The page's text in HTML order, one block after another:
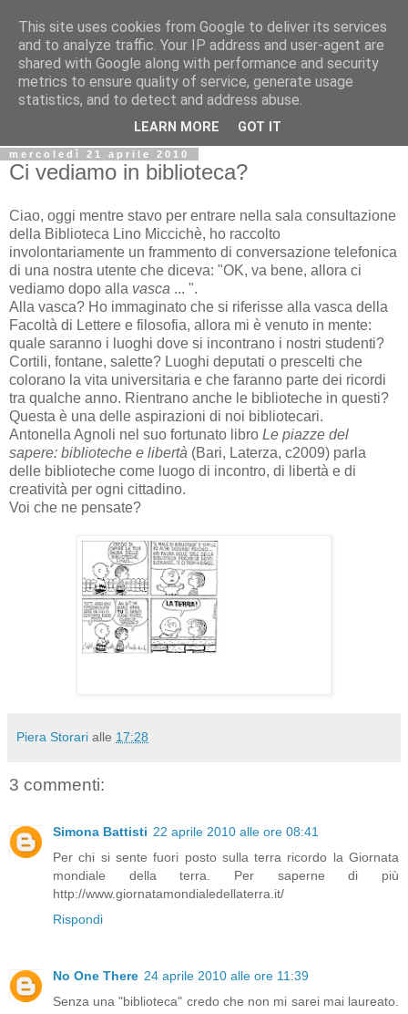
Biblio@rti in
Il Blog della Biblioteca di Area delle arti per condividere
informazioni iniziative incontri
mercoledì 21 aprile 2010
Ci vediamo in biblioteca?
Ciao, oggi mentre stavo per entrare nella sala consultazione
della Biblioteca Lino Miccichè, ho raccolto
involontariamente un frammento di conversazione telefonica
di una nostra utente che diceva: "OK, va bene, allora ci
vediamo dopo alla vasca ... ".
Alla vasca? Ho immaginato che si riferisse alla vasca della
Facoltà di Lettere e filosofia, allora mi è venuto in mente:
quale saranno i luoghi dove si incontrano i nostri studenti?
Cortili, fontane, salette? Luoghi deputati o prescelti che
colorano la vita universitaria e che faranno parte dei ricordi
tra qualche anno. Rientrano anche le biblioteche in questi?
Questa è una delle aspirazioni di noi bibliotecari.
Antonella Agnoli nel suo fortunato libro Le piazze del
sapere: biblioteche e libertà (Bari, Laterza, c2009) parla
delle biblioteche come luogo di incontro, di libertà e di
creatività per ogni cittadino.
Voi che ne pensate?
Piera Storari alle 17:28
3 commenti:
Simona Battisti 22 aprile 2010 alle ore 08:41
Per chi si sente fuori posto sulla terra ricordo la Giornata
mondiale della terra. Per saperne di più
http://www.giornatamondialedellaterra.it/
Rispondi
No One There 24 aprile 2010 alle ore 11:39
Senza una "biblioteca" credo che non mi sarei mai laureato.
This site uses cookies from Google to deliver its services
and to analyze traffic. Your IP address and user-agent are
shared with Google along with performance and security
metrics to ensure quality of service, generate usage
statistics, and to detect and address abuse.
LEARN MORE GOT IT